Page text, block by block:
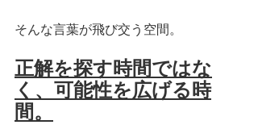
そんな言葉が飛び交う空間。
正解を探す時間ではな
く、可能性を広げる時
間。